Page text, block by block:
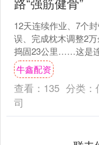
12天连续作业、7个
误、完成枕木调整2
捣固23公里……这是
和浩特公司维管人在
（头窑）铁路上交出....
牛鑫配资
查看： 135 分类：
司